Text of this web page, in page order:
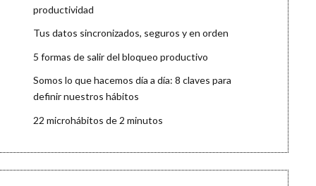
productividad
Tus datos sincronizados, seguros y en orden
5 formas de salir del bloqueo productivo
Somos lo que hacemos día a día: 8 claves para
definir nuestros hábitos
22 microhábitos de 2 minutos